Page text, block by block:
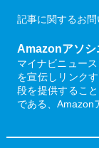
記事に関するお
Amazonアソシ
マイナビニュー
を宣伝しリンク
段を提供するこ
である、Amazon